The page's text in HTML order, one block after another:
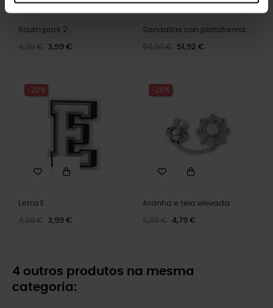
South park 2
4,99 € 3,99 €
Sandalias con plataforma...
64,90 € 51,92 €
-20%
Letra E
4,99 € 3,99 €
-20%
Aranha e teia elevada
5,99 € 4,79 €
4 outros produtos na mesma
categoria: